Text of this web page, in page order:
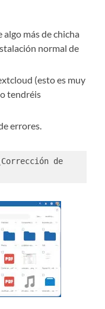
más de chicha
normal de
(esto es muy
tendréis
errores.
de